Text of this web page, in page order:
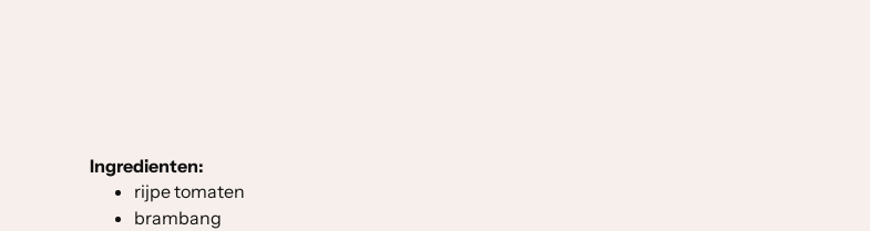
Ingredienten:
rijpe tomaten
brambang